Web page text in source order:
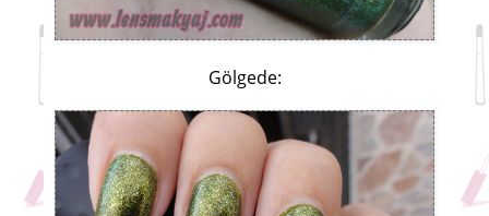
Gölgede: